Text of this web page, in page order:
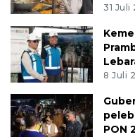
31 Juli
8 Juli
PON